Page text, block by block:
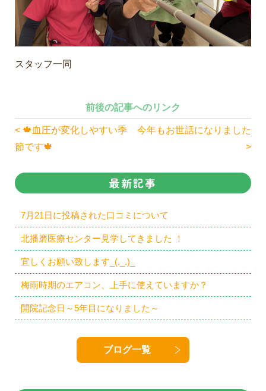
スタッフ一同
前後の記事へのリンク
< 🍁血圧が変化しやすい季
節です🍁
今年もお世話になりました
>
最新記事
7月21日に投稿された口コミについて
北播磨医療センター見学してきました ！
宜しくお願い致します_(._.)_
梅雨時期のエアコン、上手に使えていますか？
開院記念日～5年目になりました～
ブログ一覧